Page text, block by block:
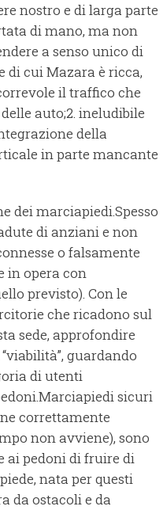
nostro e di larga parte
di mano, ma non
a senso unico di
di cui Mazara è ricca,
il traffico che
auto;2. ineludibile
della
in parte mancante
dei marciapiedi.Spesso
di anziani e non
o falsamente
in opera con
previsto). Con le
che ricadono sul
sede, approfondire
guardando
di utenti
Marciapiedi sicuri
correttamente
non avviene), sono
ai pedoni di fruire di
nata per questi
da ostacoli e da